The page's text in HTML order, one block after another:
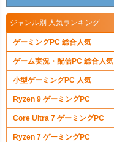
ジャンル別 人気ランキング
ゲーミングPC 総合人気
ゲーム実況・配信PC 総合人気
小型ゲーミングPC 人気
Ryzen 9 ゲーミングPC
Core Ultra 7 ゲーミングPC
Ryzen 7 ゲーミングPC